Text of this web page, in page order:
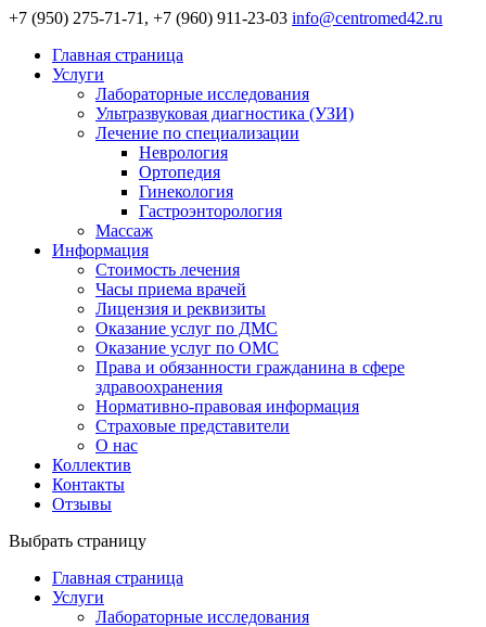
+7 (950) 275-71-71, +7 (960) 911-23-03 info@centromed42.ru
Главная страница
Услуги
Лабораторные исследования
Ультразвуковая диагностика (УЗИ)
Лечение по специализации
Неврология
Ортопедия
Гинекология
Гастроэнторология
Массаж
Информация
Стоимость лечения
Часы приема врачей
Лицензия и реквизиты
Оказание услуг по ДМС
Оказание услуг по ОМС
Права и обязанности гражданина в сфере
здравоохранения
Нормативно-правовая информация
Страховые представители
О нас
Коллектив
Контакты
Отзывы
Выбрать страницу
Главная страница
Услуги
Лабораторные исследования